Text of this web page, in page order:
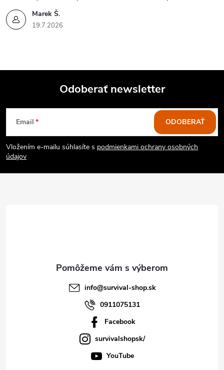
Marek Š.
19.7.2026
Z
á
p
Odoberať newsletter
Email
Vložením e-mailu súhlasíte s podmienkami ochrany osobných
údajov
ODOBERAŤ
info@survival-shop.sk
0911075131
Facebook
survivalshopsk/
YouTube